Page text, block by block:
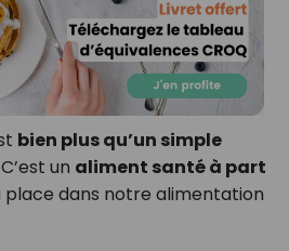
bien plus qu’un simple
un aliment santé à part
place dans notre alimentation